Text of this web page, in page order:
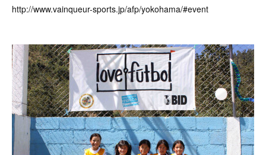
http://www.vainqueur-sports.jp/afp/yokohama/#event